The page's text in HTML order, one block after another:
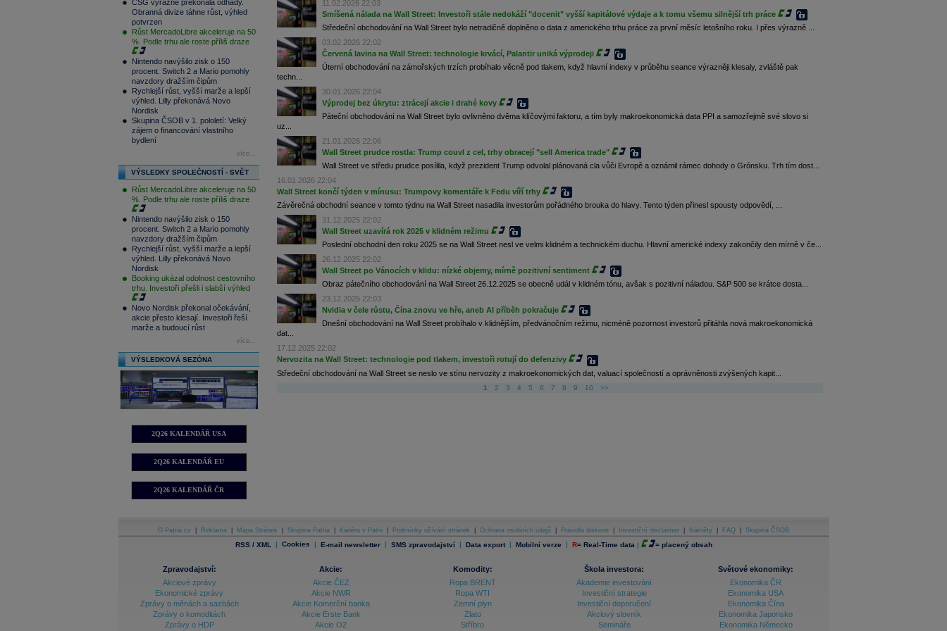
CSG výrazně překonala odhady.
Obranná divize táhne růst, výhled
potvrzen
Růst MercadoLibre akceleruje na 50
%. Podle trhu ale roste příliš draze
Nintendo navýšilo zisk o 150
procent. Switch 2 a Mario pomohly
navzdory dražším čipům
Rychlejší růst, vyšší marže a lepší
výhled. Lilly překonává Novo
Nordisk
Skupina ČSOB v 1. pololetí: Velký
zájem o financování vlastního
bydlení
více...
VÝSLEDKY SPOLEČNOSTÍ - SVĚT
Růst MercadoLibre akceleruje na 50
%. Podle trhu ale roste příliš draze
Nintendo navýšilo zisk o 150
procent. Switch 2 a Mario pomohly
navzdory dražším čipům
Rychlejší růst, vyšší marže a lepší
výhled. Lilly překonává Novo
Nordisk
Booking ukázal odolnost cestovního
trhu. Investoři přešli i slabší výhled
Novo Nordisk překonal očekávání,
akcie přesto klesají. Investoři řeší
marže a budoucí růst
více...
VÝSLEDKOVÁ SEZÓNA
2Q26 KALENDÁŘ USA
2Q26 KALENDÁŘ EU
2Q26 KALENDÁŘ ČR
11.02.2026 22:03
Smíšená nálada na Wall Street: Investoři stále nedokáží "docenit" vyšší kapitálové výdaje a k tomu všemu silnější trh práce
Středeční obchodování na Wall Street bylo netradičně doplněno o data z amerického trhu práce za první měsíc letošního roku. I přes výrazně ...
03.02.2026 22:02
Červená lavina na Wall Street: technologie krvácí, Palantir uniká výprodeji
Úterní obchodování na zámořských trzích probíhalo věcně pod tlakem, když hlavní indexy v průběhu seance výrazněji klesaly, zvláště pak
techn...
30.01.2026 22:04
Výprodej bez úkrytu: ztrácejí akcie i drahé kovy
Páteční obchodování na Wall Street bylo ovlivněno dvěma klíčovými faktoru, a tím byly makroekonomická data PPI a samozřejmě své slovo si
uz...
21.01.2026 22:06
Wall Street prudce rostla: Trump couvl z cel, trhy obracejí "sell America trade"
Wall Street ve středu prudce posílila, když prezident Trump odvolal plánovaná cla vůči Evropě a oznámil rámec dohody o Grónsku. Trh tím dost...
16.01.2026 22:04
Wall Street končí týden v mínusu: Trumpovy komentáře k Fedu víří trhy
Závěrečná obchodní seance v tomto týdnu na Wall Street nasadila investorům pořádného brouka do hlavy. Tento týden přinesl spousty odpovědí, ...
31.12.2025 22:02
Wall Street uzavírá rok 2025 v klidném režimu
Poslední obchodní den roku 2025 se na Wall Street nesl ve velmi klidném a technickém duchu. Hlavní americké indexy zakončily den mírně v če...
26.12.2025 22:02
Wall Street po Vánocích v klidu: nízké objemy, mírně pozitivní sentiment
Obraz pátečního obchodování na Wall Street 26.12.2025 se obecně udál v klidném tónu, avšak s pozitivní náladou. S&P 500 se krátce dosta...
23.12.2025 22:03
Nvidia v čele růstu, Čína znovu ve hře, aneb AI příběh pokračuje
Dnešní obchodování na Wall Street probíhalo v klidnějším, předvánočním režimu, nicméně pozornost investorů přitáhla nová makroekonomická
dat...
17.12.2025 22:02
Nervozita na Wall Street: technologie pod tlakem, investoři rotují do defenzivy
Středeční obchodování na Wall Street se neslo ve stínu nervozity z makroekonomických dat, valuací společností a oprávněnosti zvýšených kapit...
1 2 3 4 5 6 7 8 9 10 >>
O Patria.cz Reklama Mapa Stránek Skupina Patria Kariéra v Patrii Podmínky užívání stránek Ochrana osobních údajů Pravidla diskuse Investiční disclaimer Náměty FAQ Skupina ČSOB
RSS / XML | Cookies | E-mail newsletter | SMS zpravodajství | Data export | Mobilní verze | R= Real-Time data | = placený obsah
Zpravodajství:
Akciové zprávy
Ekonomické zprávy
Zprávy o měnách a sazbách
Zprávy o komoditách
Zprávy o HDP
Akcie:
Akcie ČEZ
Akcie NWR
Akcie Komerční banka
Akcie Erste Bank
Akcie O2
Komodity:
Ropa BRENT
Ropa WTI
Zemní plyn
Zlato
Stříbro
Škola investora:
Akademie investování
Investiční strategie
Investiční doporučení
Akciový slovník
Semináře
Světové ekonomiky:
Ekonomika ČR
Ekonomika USA
Ekonomika Čína
Ekonomika Japonsko
Ekonomika Německo